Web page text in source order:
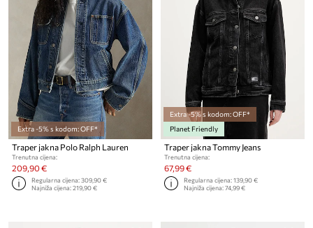
Extra -5% s kodom: OFF*
Traper jakna Polo Ralph Lauren
Trenutna cijena:
209,90 €
Regularna cijena:309,90 €
Najniža cijena:219,90 €
Extra -5% s kodom: OFF*
Planet Friendly
Traper jakna Tommy Jeans
Trenutna cijena:
67,99 €
Regularna cijena:139,90 €
Najniža cijena:74,99 €